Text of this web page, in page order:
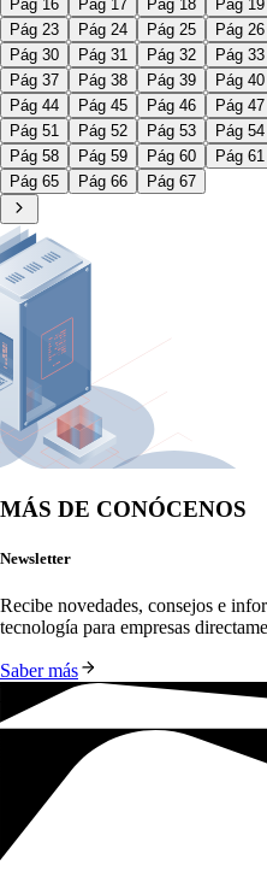
Pág 16 Pág 17 Pág 18 Pág 19
Pág 23
Pág 24 Pág 25 Pág 26
Pág 30
Pág 31 Pág 32 Pág 33
Pág 37
Pág 38 Pág 39 Pág 40
Pág 44
Pág 45 Pág 46 Pág 47
Pág 51
Pág 52 Pág 53 Pág 54
Pág 58
Pág 59 Pág 60 Pág 61
Pág 65
Pág 66 Pág 67
MÁS DE CONÓCENOS
Newsletter
Recibe novedades, consejos e
tecnología para empresas
Saber más